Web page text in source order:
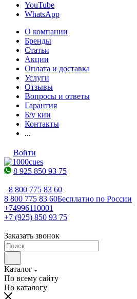
YouTube
WhatsApp
О компании
Бренды
Статьи
Акции
Оплата и доставка
Услуги
Отзывы
Вопросы и ответы
Гарантия
Б/у кии
Контакты
...
Войти
8 925 850 93 75
8 800 775 83 60
8 800 775 83 60Бесплатно по России
+74996110001
+7 (925) 850 93 75
Заказать звонок
Каталог
По всему сайту
По каталогу